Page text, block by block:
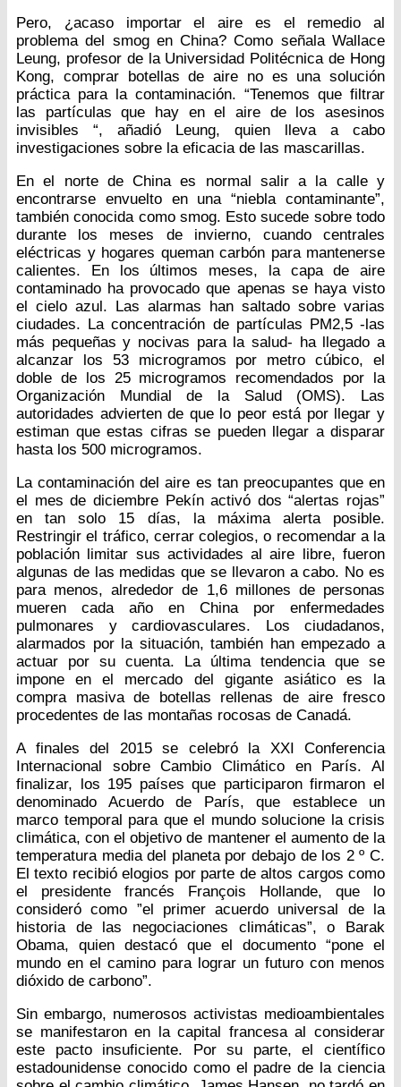
Pero, ¿acaso importar el aire es el remedio al
problema del smog en China? Como señala Wallace
Leung, profesor de la Universidad Politécnica de Hong
Kong, comprar botellas de aire no es una solución
práctica para la contaminación. “Tenemos que filtrar
las partículas que hay en el aire de los asesinos
invisibles “, añadió Leung, quien lleva a cabo
investigaciones sobre la eficacia de las mascarillas.
En el norte de China es normal salir a la calle y
encontrarse envuelto en una “niebla contaminante”,
también conocida como smog. Esto sucede sobre todo
durante los meses de invierno, cuando centrales
eléctricas y hogares queman carbón para mantenerse
calientes. En los últimos meses, la capa de aire
contaminado ha provocado que apenas se haya visto
el cielo azul. Las alarmas han saltado sobre varias
ciudades. La concentración de partículas PM2,5 -las
más pequeñas y nocivas para la salud- ha llegado a
alcanzar los 53 microgramos por metro cúbico, el
doble de los 25 microgramos recomendados por la
Organización Mundial de la Salud (OMS). Las
autoridades advierten de que lo peor está por llegar y
estiman que estas cifras se pueden llegar a disparar
hasta los 500 microgramos.
La contaminación del aire es tan preocupantes que en
el mes de diciembre Pekín activó dos “alertas rojas”
en tan solo 15 días, la máxima alerta posible.
Restringir el tráfico, cerrar colegios, o recomendar a la
población limitar sus actividades al aire libre, fueron
algunas de las medidas que se llevaron a cabo. No es
para menos, alrededor de 1,6 millones de personas
mueren cada año en China por enfermedades
pulmonares y cardiovasculares. Los ciudadanos,
alarmados por la situación, también han empezado a
actuar por su cuenta. La última tendencia que se
impone en el mercado del gigante asiático es la
compra masiva de botellas rellenas de aire fresco
procedentes de las montañas rocosas de Canadá.
A finales del 2015 se celebró la XXI Conferencia
Internacional sobre Cambio Climático en París. Al
finalizar, los 195 países que participaron firmaron el
denominado Acuerdo de París, que establece un
marco temporal para que el mundo solucione la crisis
climática, con el objetivo de mantener el aumento de la
temperatura media del planeta por debajo de los 2 º C.
El texto recibió elogios por parte de altos cargos como
el presidente francés François Hollande, que lo
consideró como ”el primer acuerdo universal de la
historia de las negociaciones climáticas”, o Barak
Obama, quien destacó que el documento “pone el
mundo en el camino para lograr un futuro con menos
dióxido de carbono”.
Sin embargo, numerosos activistas medioambientales
se manifestaron en la capital francesa al considerar
este pacto insuficiente. Por su parte, el científico
estadounidense conocido como el padre de la ciencia